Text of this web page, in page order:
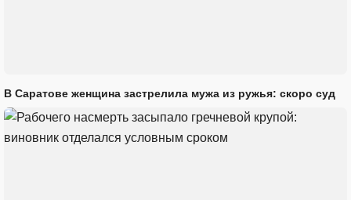
В Саратове женщина застрелила мужа из ружья: скоро суд